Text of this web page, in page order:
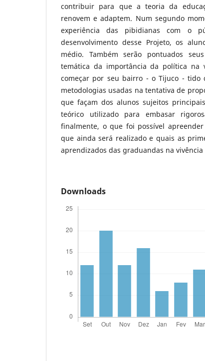
contribuir para que a teoria da
renovem e adaptem. Num segundo
experiência das pibidianas com o
desenvolvimento desse Projeto, os
médio. Também serão pontuados
temática da importância da política na
começar por seu bairro - o Tijuco - tido
metodologias usadas na tentativa de
que façam dos alunos sujeitos
teórico utilizado para embasar
finalmente, o que foi possível
que ainda será realizado e quais as
aprendizados das graduandas na vivência
Downloads